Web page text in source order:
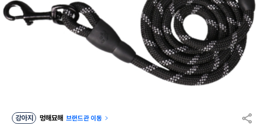
강아지 멍해묘해 브랜드관 이동